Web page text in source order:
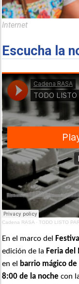
Internet
Escucha la
Cadena RASA ·TODO LISTO
En el marco del
edición de la Feria
en el barrio mágico de
8:00 de la noche con